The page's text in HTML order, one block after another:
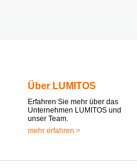
Über LUMITOS
Erfahren Sie mehr über das
Unternehmen LUMITOS und
unser Team.
mehr erfahren >